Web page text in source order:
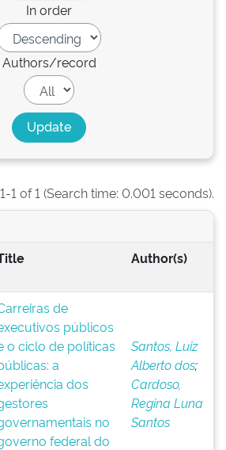
In order
Authors/record
1 of 1 (Search time: 0.001 seconds).
Author(s)
de
públicos
o ciclo de políticas
a
dos
no
federal do
Santos, Luiz
Alberto dos;
Cardoso,
Regina Luna
Santos